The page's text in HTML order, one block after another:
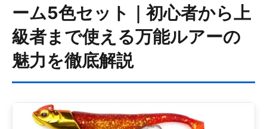
ーム5色セット｜初心者から上
級者まで使える万能ルアーの
魅力を徹底解説